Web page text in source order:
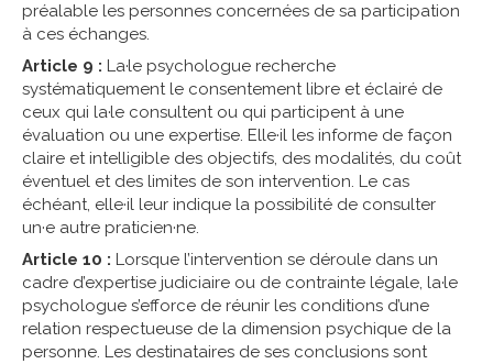
préalable les personnes concernées de sa participation
à ces échanges.
Article 9 : La·le psychologue recherche
systématiquement le consentement libre et éclairé de
ceux qui la·le consultent ou qui participent à une
évaluation ou une expertise. Elle·il les informe de façon
claire et intelligible des objectifs, des modalités, du coût
éventuel et des limites de son intervention. Le cas
échéant, elle·il leur indique la possibilité de consulter
un·e autre praticien·ne.
Article 10 : Lorsque l’intervention se déroule dans un
cadre d’expertise judiciaire ou de contrainte légale, la·le
psychologue s’efforce de réunir les conditions d’une
relation respectueuse de la dimension psychique de la
personne. Les destinataires de ses conclusions sont